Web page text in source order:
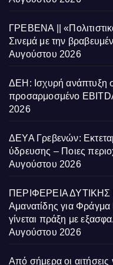
ΓΡΕΒΕΝΑ ||
Σινεμά με την
Αυγούστου 2026
ΔΕΗ: Ισχυρή ανάπτυξη
προσαρμοσμένο
2026
ΔΕΥΑ Γρεβενών:
ύδρευσης – Ποιες
Αυγούστου 2026
ΠΕΡΙΦΕΡΕΙΑ
Αμανατίδης για
γίνεται πράξη με
Αυγούστου 2026
Από σήμερα οι